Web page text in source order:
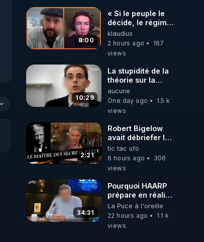
8:00
« Si le peuple le
décide, le régime
peut tomber
demain ! »
klaudius
2 hours ago
167
views
10:29
La stupidité de la
théorie sur la
responsabilité de
l’homme
concernant le
carbone.
aucune
One day ago
1.5 k
views
2:21
Robert Bigelow
avait débriefer le
pédophile
génocidaire de
donald j trump
tic tac ufo
6 hours ago
306
views
34:31
Pourquoi HAARP
prépare en réalité
un CHAOS
climatique, on
répond
La Puce à l'oreille
22 hours ago
1.1 k
views